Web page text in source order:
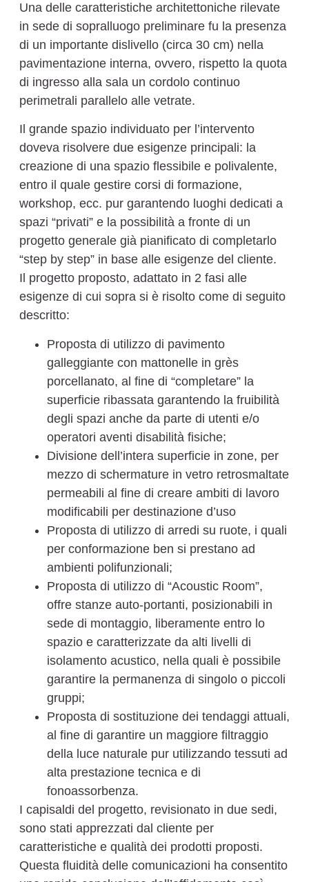
Una delle caratteristiche architettoniche rilevate
in sede di sopralluogo preliminare fu la presenza
di un importante dislivello (circa 30 cm) nella
pavimentazione interna, ovvero, rispetto la quota
di ingresso alla sala un cordolo continuo
perimetrali parallelo alle vetrate.
Il grande spazio individuato per l’intervento
doveva risolvere due esigenze principali: la
creazione di una spazio flessibile e polivalente,
entro il quale gestire corsi di formazione,
workshop, ecc. pur garantendo luoghi dedicati a
spazi “privati” e la possibilità a fronte di un
progetto generale già pianificato di completarlo
“step by step” in base alle esigenze del cliente.
Il progetto proposto, adattato in 2 fasi alle
esigenze di cui sopra si è risolto come di seguito
descritto:
Proposta di utilizzo di pavimento
galleggiante con mattonelle in grès
porcellanato, al fine di “completare” la
superficie ribassata garantendo la fruibilità
degli spazi anche da parte di utenti e/o
operatori aventi disabilità fisiche;
Divisione dell’intera superficie in zone, per
mezzo di schermature in vetro retrosmaltate
permeabili al fine di creare ambiti di lavoro
modificabili per destinazione d’uso
Proposta di utilizzo di arredi su ruote, i quali
per conformazione ben si prestano ad
ambienti polifunzionali;
Proposta di utilizzo di “Acoustic Room”,
offre stanze auto-portanti, posizionabili in
sede di montaggio, liberamente entro lo
spazio e caratterizzate da alti livelli di
isolamento acustico, nella quali è possibile
garantire la permanenza di singolo o piccoli
gruppi;
Proposta di sostituzione dei tendaggi attuali,
al fine di garantire un maggiore filtraggio
della luce naturale pur utilizzando tessuti ad
alta prestazione tecnica e di
fonoassorbenza.
I capisaldi del progetto, revisionato in due sedi,
sono stati apprezzati dal cliente per
caratteristiche e qualità dei prodotti proposti.
Questa fluidità delle comunicazioni ha consentito